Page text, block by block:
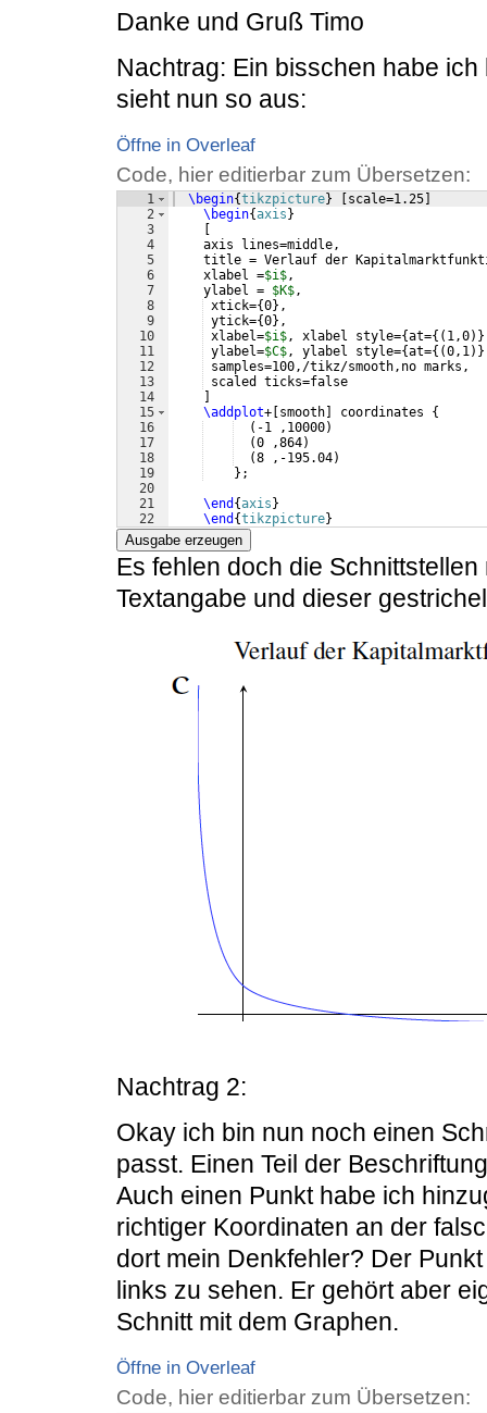
Danke und Gruß Timo
Nachtrag: Ein bisschen habe
sieht nun so aus:
Öffne in Overleaf
Code, hier editierbar zum Übersetzen:
1
2
3
4
5
6
7
8
9
10
11
12
13
14
15
16
17
18
19
20
21
22
\begin{tikzpicture} scale=1.25
\begin{axis }
    axis lines=middle,
title = Verlauf der
    xlabel =
$i$,
    ylabel =
$K$,
xtick={0} ,
ytick={0} ,
xlabel=$i$, xlabel style={at={( 1,0)}
ylabel=$C$, ylabel style={at={(0,1)}
samples=100,/tikz/smooth,no marks,
scaled ticks=false
\addplot+ smooth coordinates {
( -1 ,10000)
(0 ,864)
(8 ,-195.04)
} ;
\end {axis }
\end {tikzpicture}
Ausgabe erzeugen
Es fehlen doch die
Textangabe und dieser
Nachtrag 2:
Okay ich bin nun noch einen
passt. Einen Teil der
Auch einen Punkt habe ich
richtiger Koordinaten an der
dort mein Denkfehler? Der
links zu sehen. Er gehört aber
Schnitt mit dem Graphen.
Öffne in Overleaf
Code, hier editierbar zum Übersetzen: